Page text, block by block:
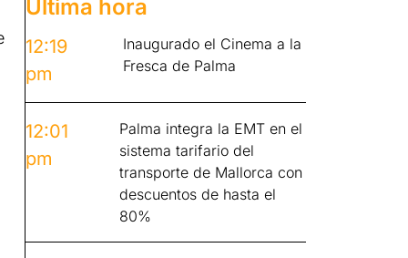
Última hora
12:19
pm
Inaugurado el Cinema a la
Fresca de Palma
12:01
pm
Palma integra la EMT en el
sistema tarifario del
transporte de Mallorca con
descuentos de hasta el
80%